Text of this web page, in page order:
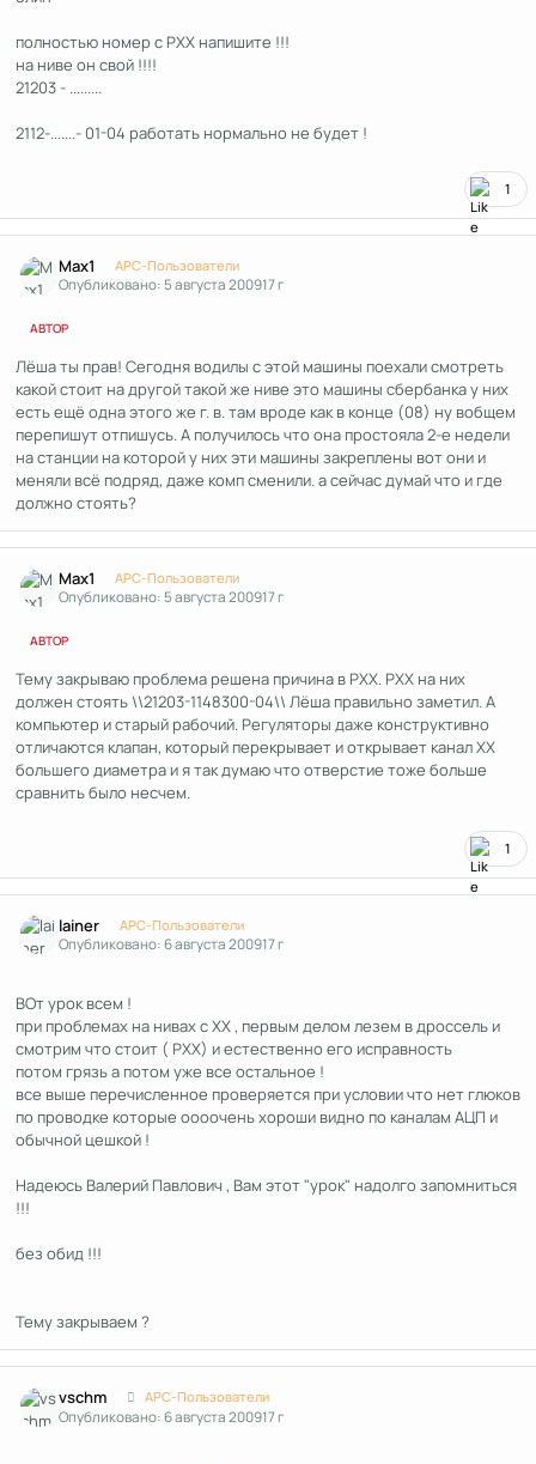
полностью номер с РХХ напишите !!!
на ниве он свой !!!!
21203 - .........
2112-.......- 01-04 работать нормально не будет !
1
Max1 APC-Пользователи
Опубликовано:5 августа 200917 г
АВТОР
Лёша ты прав! Сегодня водилы с этой машины поехали смотреть
какой стоит на другой такой же ниве это машины сбербанка у них
есть ещё одна этого же г. в. там вроде как в конце (08) ну вобщем
перепишут отпишусь. А получилось что она простояла 2-е недели
на станции на которой у них эти машины закреплены вот они и
меняли всё подряд, даже комп сменили. а сейчас думай что и где
должно стоять?
Max1 APC-Пользователи
Опубликовано:5 августа 200917 г
АВТОР
Тему закрываю проблема решена причина в РХХ. РХХ на них
должен стоять \\21203-1148300-04\\ Лёша правильно заметил. А
компьютер и старый рабочий. Регуляторы даже конструктивно
отличаются клапан, который перекрывает и открывает канал ХХ
большего диаметра и я так думаю что отверстие тоже больше
сравнить было несчем.
1
lainer APC-Пользователи
Опубликовано:6 августа 200917 г
ВОт урок всем !
при проблемах на нивах с ХХ , первым делом лезем в дроссель и
смотрим что стоит ( РХХ) и естественно его исправность
потом грязь а потом уже все остальное !
все выше перечисленное проверяется при условии что нет глюков
по проводке которые оооочень хороши видно по каналам АЦП и
обычной цешкой !
Надеюсь Валерий Павлович , Вам этот "урок" надолго запомниться
!!!
без обид !!!
Тему закрываем ?
vschm APC-Пользователи
Опубликовано:6 августа 200917 г